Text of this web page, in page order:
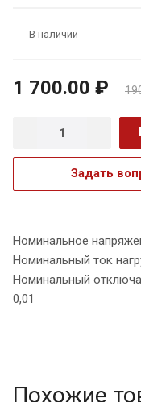
В наличии
1 700.00 ₽
Задать
Номинальное
Номинальный ток
Номинальный
0,01
Похожие